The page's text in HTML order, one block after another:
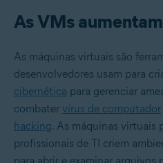
As VMs
As máquinas virtuais são
desenvolvedores usam para
cibernética para gerenciar
combater vírus de computador
hacking. As máquinas virtuais
profissionais de TI criem